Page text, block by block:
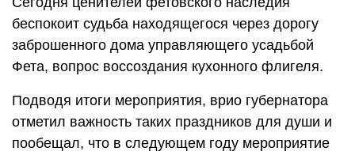
беспокоит судьба находящегося через дорогу
заброшенного дома управляющего усадьбой
Фета, вопрос воссоздания кухонного флигеля.
Подводя итоги мероприятия, врио губернатора
отметил важность таких праздников для души и
пообещал, что в следующем году мероприятие